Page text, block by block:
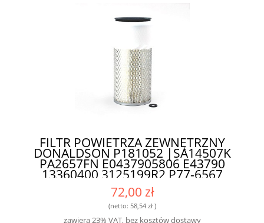
FILTR POWIETRZA ZEWNĘTRZNY
DONALDSON P181052 |SA14507K
PA2657FN E0437905806 E43790
13360400 3125199R2 P77-6567
AF26149K AF4557K LAF8528
C14179/4 91361-01900 AZA361
SL6274 1236-04-00 93027E| -
PROFESJONALNY FILTR DO MASZYN
72,00 zł
(netto: 58,54 zł)
zawiera 23% VAT, bez kosztów dostawy